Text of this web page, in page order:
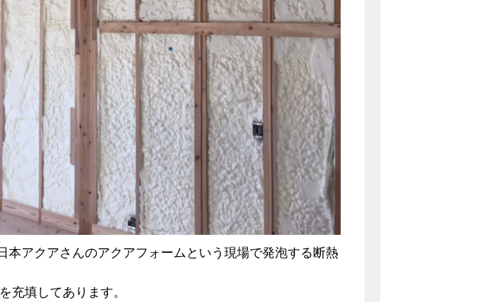
本アクアさんのアクアフォームという現場で発泡する断熱
充填してあります。